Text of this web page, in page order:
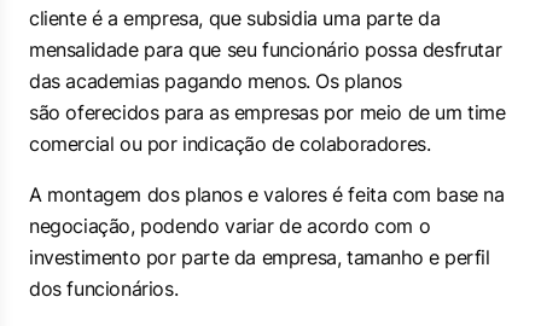
cliente é a empresa, que subsidia uma parte da
mensalidade para que seu funcionário possa desfrutar
das academias pagando menos. Os planos
são oferecidos para as empresas por meio de um time
comercial ou por indicação de colaboradores.
A montagem dos planos e valores é feita com base na
negociação, podendo variar de acordo com o
investimento por parte da empresa, tamanho e perfil
dos funcionários.